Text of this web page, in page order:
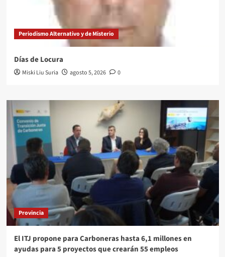
Periodismo Alternativo y de Misterio
Días de Locura
Miski Liu Suria agosto 5, 2026 0
Provincia
El ITJ propone para Carboneras hasta 6,1 millones en
ayudas para 5 proyectos que crearán 55 empleos